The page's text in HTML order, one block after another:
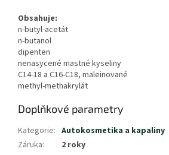
Obsahuje:
n-butyl-acetát
n-butanol
dipenten
nenasycené mastné kyseliny
C14-18 a C16-C18, maleinované
methyl-methakrylát
Doplňkové parametry
Kategorie: Autokosmetika a kapaliny
Záruka:
2 roky